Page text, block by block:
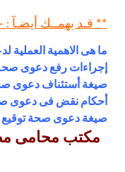
** قـد يهمــك أيضـآ
ما هى الاهمية العملية
إجراءات رفع دعوى
صيغة أستئناف دعوى
أحكام نقض فى دعوى
صيغة دعوى صحة توقيع
مكتب محامى